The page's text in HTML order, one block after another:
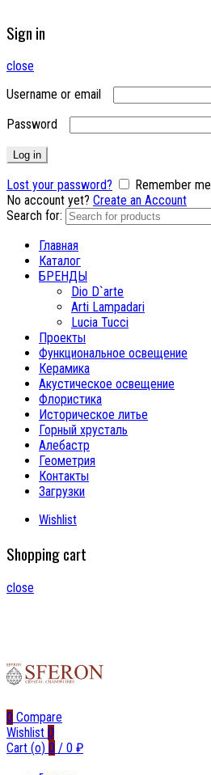
Sign in
close
Username or email
Password
Log in
Lost your password?
Remember me
No account yet? Create an Account
Search for:
Главная
Каталог
БРЕНДЫ
Dio D`arte
Arti Lampadari
Lucia Tucci
Проекты
Функциональное освещение
Керамика
Акустическое освещение
Флористика
Историческое литье
Горный хрусталь
Алебастр
Геометрия
Контакты
Загрузки
Wishlist
Shopping cart
close
0 Compare
Wishlist 0
Cart (o) 0 / 0 ₽